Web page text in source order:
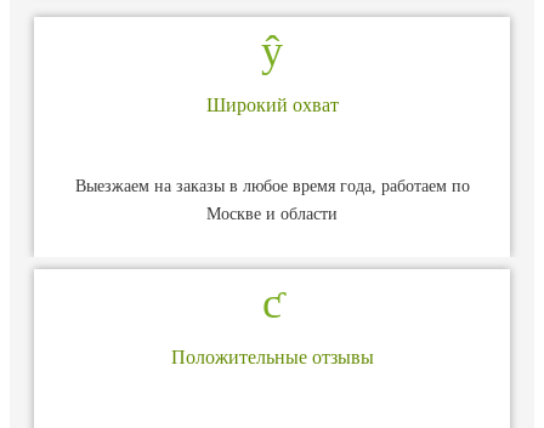
Широкий охват
Выезжаем на заказы в любое время года, работаем по
Москве и области
Положительные отзывы